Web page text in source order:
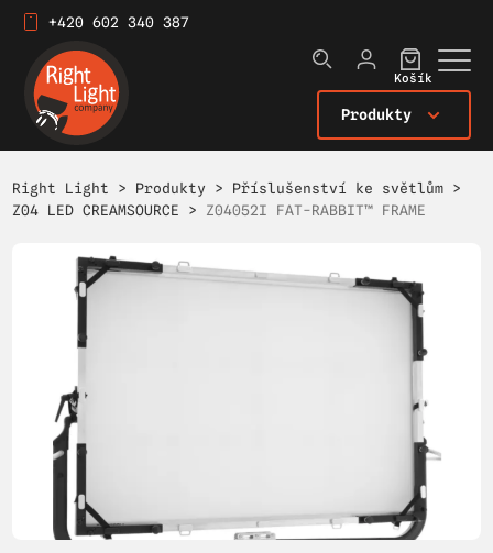
+420 602 340 387
Produkty
Košík
Right Light > Produkty > Příslušenství ke světlům >
Z04 LED CREAMSOURCE > Z04052I FAT-RABBIT™ FRAME